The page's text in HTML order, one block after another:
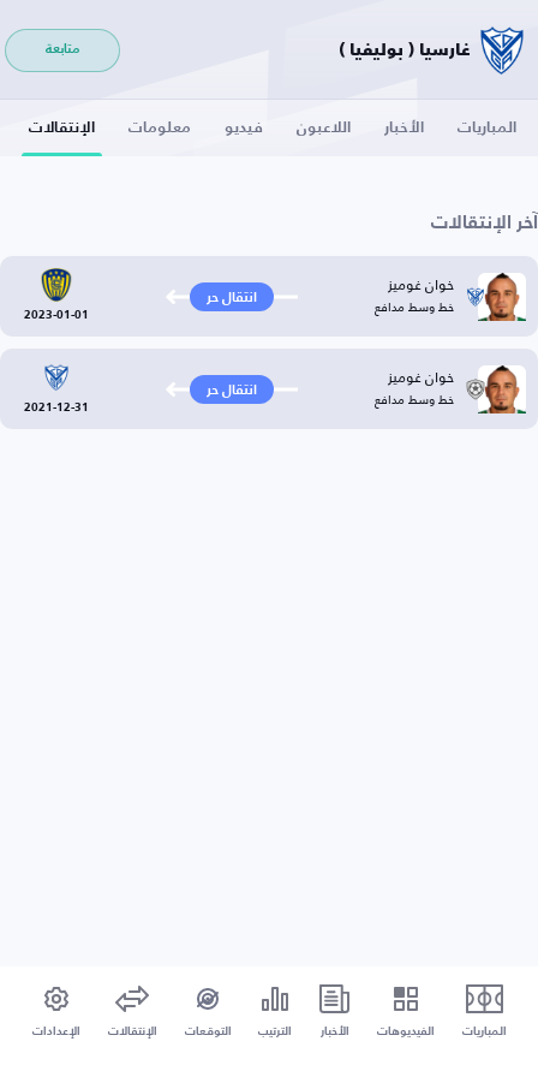
غارسيا ( بوليفيا ) متابعة
المباريات الأخبار اللاعبون فيديو معلومات الإنتقالات
آخر الإنتقالات
خوان غوميز
خط وسط مدافع انتقال حر
2023-01-01
خوان غوميز
خط وسط مدافع انتقال حر
2021-12-31
المباريات الفيديوهات الأخبار الترتيب التوقعات الإنتقالات الإعدادات